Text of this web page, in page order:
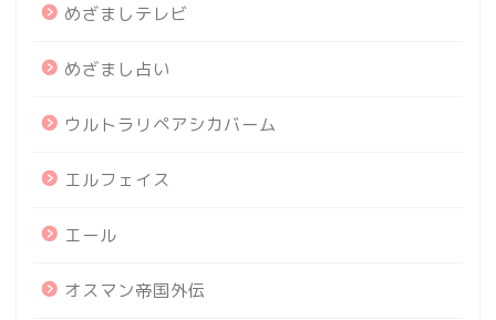
めざましテレビ
めざまし占い
ウルトラリペアシカバーム
エルフェイス
エール
オスマン帝国外伝